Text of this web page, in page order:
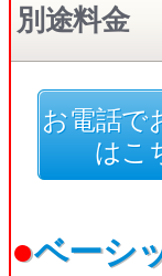
別途料金
お電話で
はこ
●ベーシ